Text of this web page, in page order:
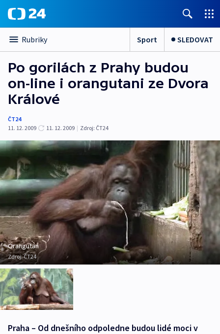
Rubriky Sport SLEDOVAT
Po gorilách z Prahy budou
on-line i orangutani ze Dvora
Králové
ČT24
11. 12. 2009
11. 12. 2009 | Zdroj: ČT24
Orangutan
Zdroj:ČT24
Praha – Od dnešního odpoledne budou lidé moci v